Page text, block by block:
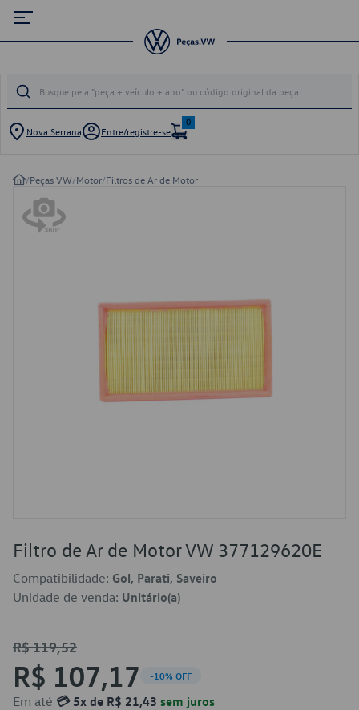
Nova Serrana Entre/registre-se
0
/Peças VW/Motor/Filtros de Ar de Motor
Filtro de Ar de Motor VW 377129620E
Compatibilidade: Gol, Parati, Saveiro
Unidade de venda: Unitário(a)
R$ 119,52
R$ 107,17 -10% OFF
Em até 💳 5x de R$ 21,43 sem juros